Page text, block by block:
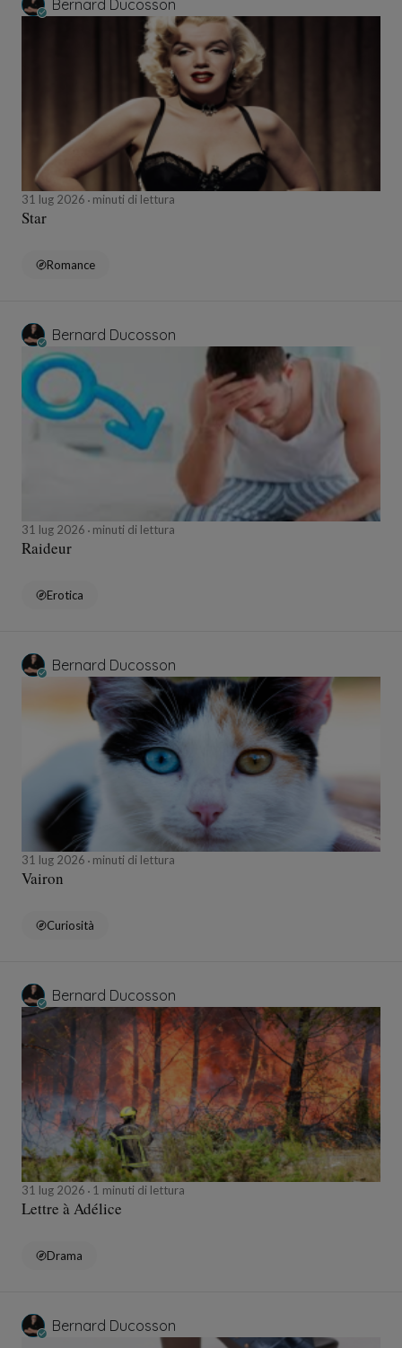
Bernard Ducosson
31 lug 2026 minuti di lettura
Star
Romance
Bernard Ducosson
31 lug 2026 minuti di lettura
Raideur
Erotica
Bernard Ducosson
31 lug 2026 minuti di lettura
Vairon
Curiosità
Bernard Ducosson
31 lug 2026 1 minuti di lettura
Lettre à Adélice
Drama
Bernard Ducosson